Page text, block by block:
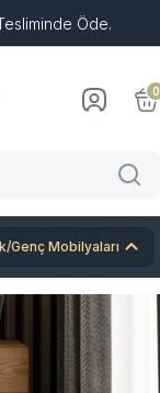
Öde.
0
Genç Mobilyaları